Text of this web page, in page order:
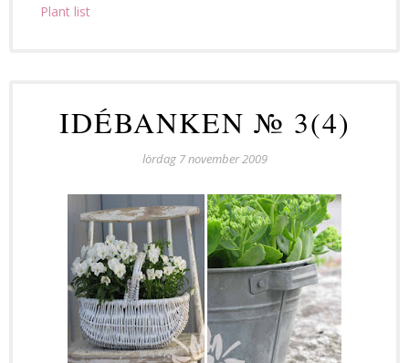
Plant list
IDÉBANKEN № 3(4)
lördag 7 november 2009